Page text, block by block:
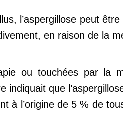
l’aspergillose peut
en raison de la
ou touchées par la
que
à l’origine de 5 % de